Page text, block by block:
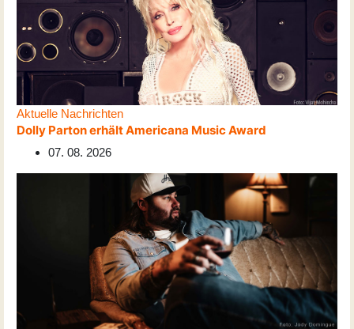
Aktuelle Nachrichten
Dolly Parton erhält Americana Music Award
07. 08. 2026